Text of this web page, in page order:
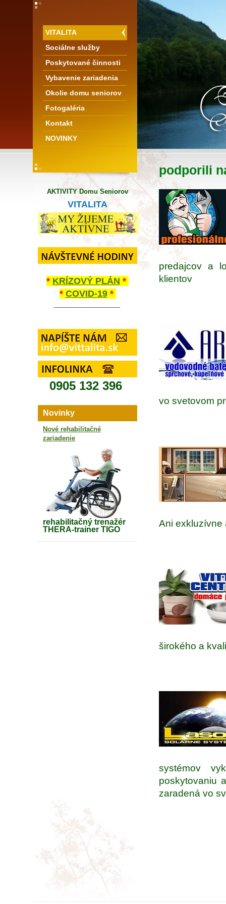
VITALITA
Sociálne služby
Poskytované činnosti
Vybavenie zariadenia
Okolie domu seniorov
Fotogaléria
Kontakt
NOVINKY
AKTIVITY Domu Seniorov
VITALITA
* KRÍZOVÝ PLÁN *
* COVID-19*
---------------------------------
0905 132 396
Novinky
Nové rehabilitačné
zariadenie
rehabilitačný trenažér
THERA-trainer TIGO
podporili
predajcov a
klientov
vo svetovom
Ani exkluzívne
širokého a
systémov
poskytovaniu
zaradená vo